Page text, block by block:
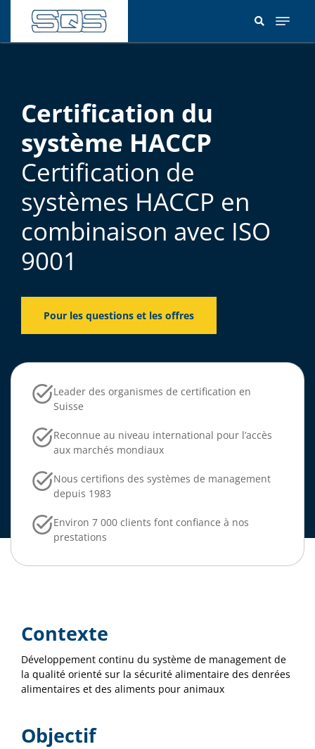
contenu
Certification du
système HACCP
Certification de
systèmes HACCP en
combinaison avec ISO
9001
Pour les questions et les offres
Leader des organismes de certification en
Suisse
Reconnue au niveau international pour l’accès
aux marchés mondiaux
Nous certifions des systèmes de management
depuis 1983
Environ 7 000 clients font confiance à nos
prestations
Contexte
Développement continu du système de management de
la qualité orienté sur la sécurité alimentaire des denrées
alimentaires et des aliments pour animaux
Objectif